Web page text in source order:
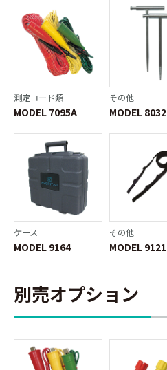
測定コード類
MODEL 7095A
その他
MODEL 8032
ケース
MODEL 9164
その他
MODEL 9121
別売オプション